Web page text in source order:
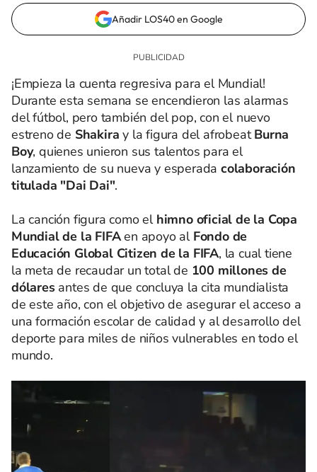
Añadir LOS40 en Google
¡Empieza la cuenta regresiva para el Mundial!
Durante esta semana se encendieron las alarmas
del fútbol, pero también del pop, con el nuevo
estreno de Shakira y la figura del afrobeatBurna
Boy, quienes unieron sus talentos para el
lanzamiento de su nueva y esperada colaboración
titulada "Dai Dai".
La canción figura como el himno oficial de la Copa
Mundial de la FIFAen apoyo al Fondo de
Educación Global Citizen de la FIFA, la cual tiene
la meta de recaudar un total de 100 millones de
dólaresantes de que concluya la cita mundialista
de este año, con el objetivo de asegurar el acceso a
una formación escolar de calidad y al desarrollo del
deporte para miles de niños vulnerables en todo el
mundo.